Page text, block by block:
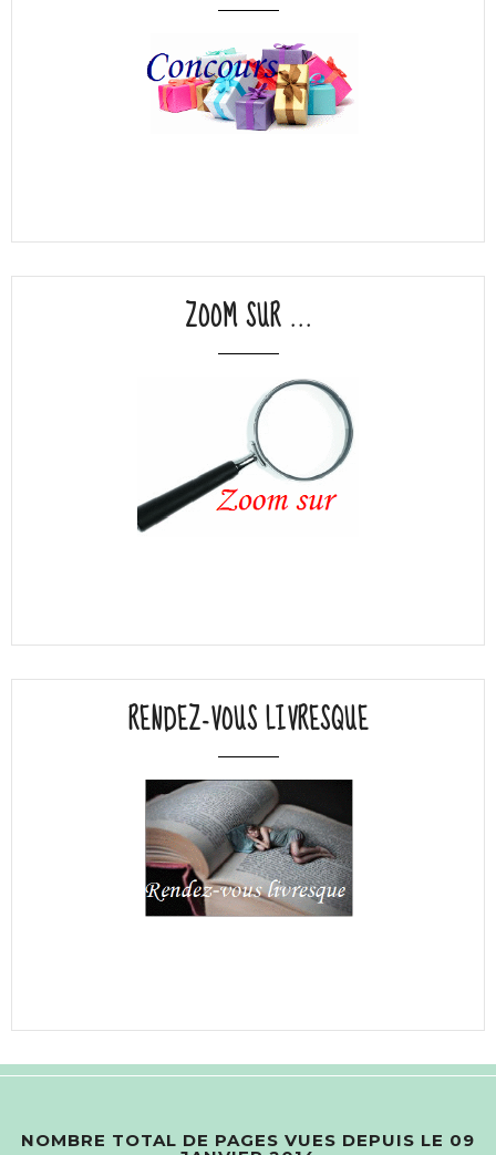
ZOOM SUR ...
RENDEZ-VOUS LIVRESQUE
NOMBRE TOTAL DE PAGES VUES DEPUIS LE 09